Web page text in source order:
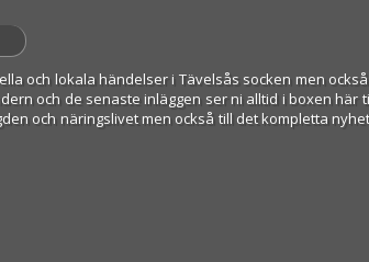
och lokala händelser i Tävelsås socken men
och de senaste inläggen ser ni alltid i boxen här
och näringslivet men också till det kompletta